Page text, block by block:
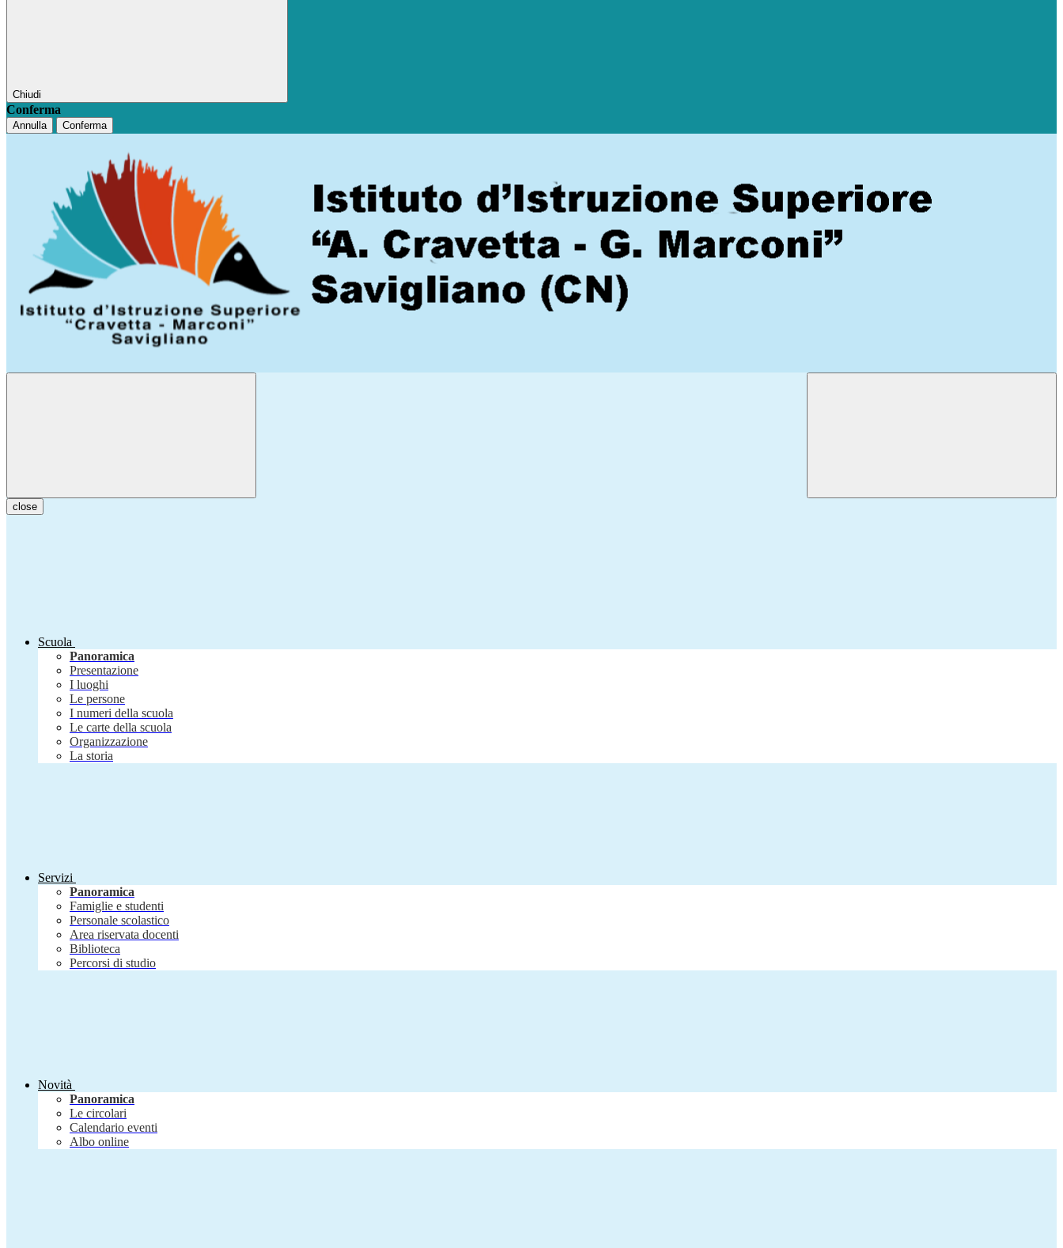
Chiudi
Conferma
Annulla Conferma
close
Scuola
Panoramica
Presentazione
I luoghi
Le persone
I numeri della scuola
Le carte della scuola
Organizzazione
La storia
Servizi
Panoramica
Famiglie e studenti
Personale scolastico
Area riservata docenti
Biblioteca
Percorsi di studio
Novità
Panoramica
Le circolari
Calendario eventi
Albo online